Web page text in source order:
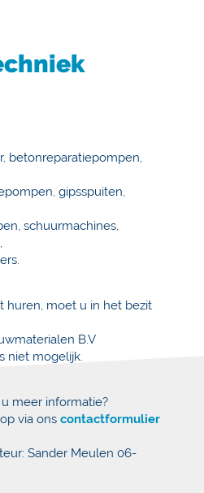
betonreparatiepompen,
gipsspuiten,
schuurmachines,
huren, moet u in het bezit
B.V
niet mogelijk.
meer informatie?
via ons contactformulier
Sander Meulen 06-